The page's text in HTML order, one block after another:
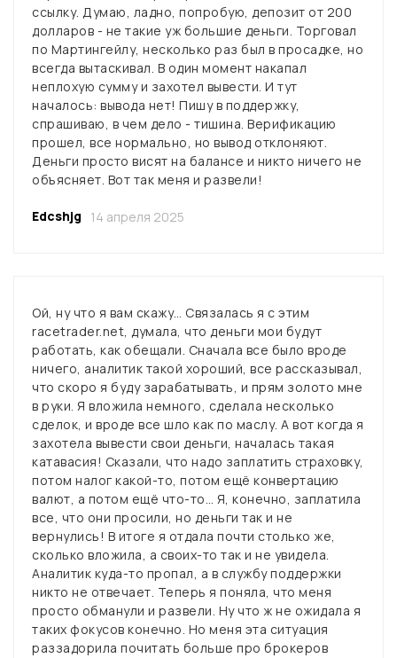
ссылку. Думаю, ладно, попробую, депозит от 200
долларов - не такие уж большие деньги. Торговал
по Мартингейлу, несколько раз был в просадке, но
всегда вытаскивал. В один момент накапал
неплохую сумму и захотел вывести. И тут
началось: вывода нет! Пишу в поддержку,
спрашиваю, в чем дело - тишина. Верификацию
прошел, все нормально, но вывод отклоняют.
Деньги просто висят на балансе и никто ничего не
объясняет. Вот так меня и развели!
Edcshjg 14 апреля 2025
Ой, ну что я вам скажу… Связалась я с этим
racetrader.net, думала, что деньги мои будут
работать, как обещали. Сначала все было вроде
ничего, аналитик такой хороший, все рассказывал,
что скоро я буду зарабатывать, и прям золото мне
в руки. Я вложила немного, сделала несколько
сделок, и вроде все шло как по маслу. А вот когда я
захотела вывести свои деньги, началась такая
катавасия! Сказали, что надо заплатить страховку,
потом налог какой-то, потом ещё конвертацию
валют, а потом ещё что-то… Я, конечно, заплатила
все, что они просили, но деньги так и не
вернулись! В итоге я отдала почти столько же,
сколько вложила, а своих-то так и не увидела.
Аналитик куда-то пропал, а в службу поддержки
никто не отвечает. Теперь я поняла, что меня
просто обманули и развели. Ну что ж не ожидала я
таких фокусов конечно. Но меня эта ситуация
раззадорила почитать больше про брокеров